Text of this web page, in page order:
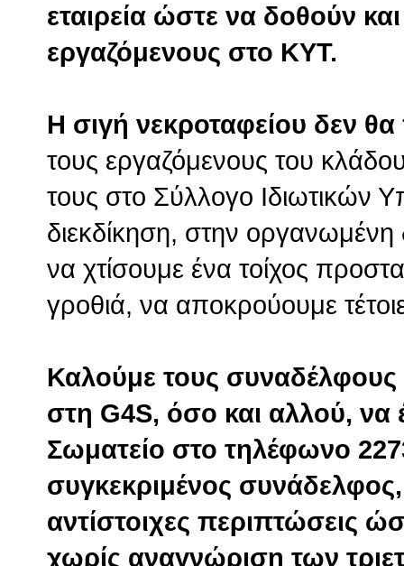
εταιρεία ώστε να δοθούν
εργαζόμενους στο ΚΥΤ.
Η σιγή νεκροταφείου δεν
τους εργαζόμενους του
τους στο Σύλλογο
διεκδίκηση, στην
να χτίσουμε ένα τοίχος
γροθιά, να αποκρούουμε
Καλούμε τους
στη G4S, όσο και αλλού,
Σωματείο στο τηλέφωνο
συγκεκριμένος
αντίστοιχες περιπτώσεις
χωρίς αναγνώριση των